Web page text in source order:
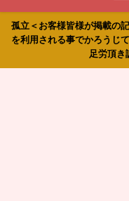
孤立＜お客様皆様が掲載の
を利用される事でかろうじ
足労頂き